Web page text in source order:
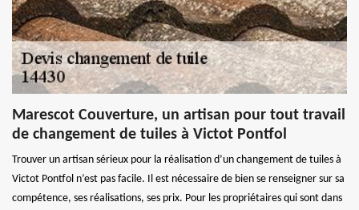
Marescot Couverture, un artisan pour tout travail
de changement de tuiles à Victot Pontfol
Trouver un artisan sérieux pour la réalisation d’un changement de tuiles à
Victot Pontfol n’est pas facile. Il est nécessaire de bien se renseigner sur sa
compétence, ses réalisations, ses prix. Pour les propriétaires qui sont dans